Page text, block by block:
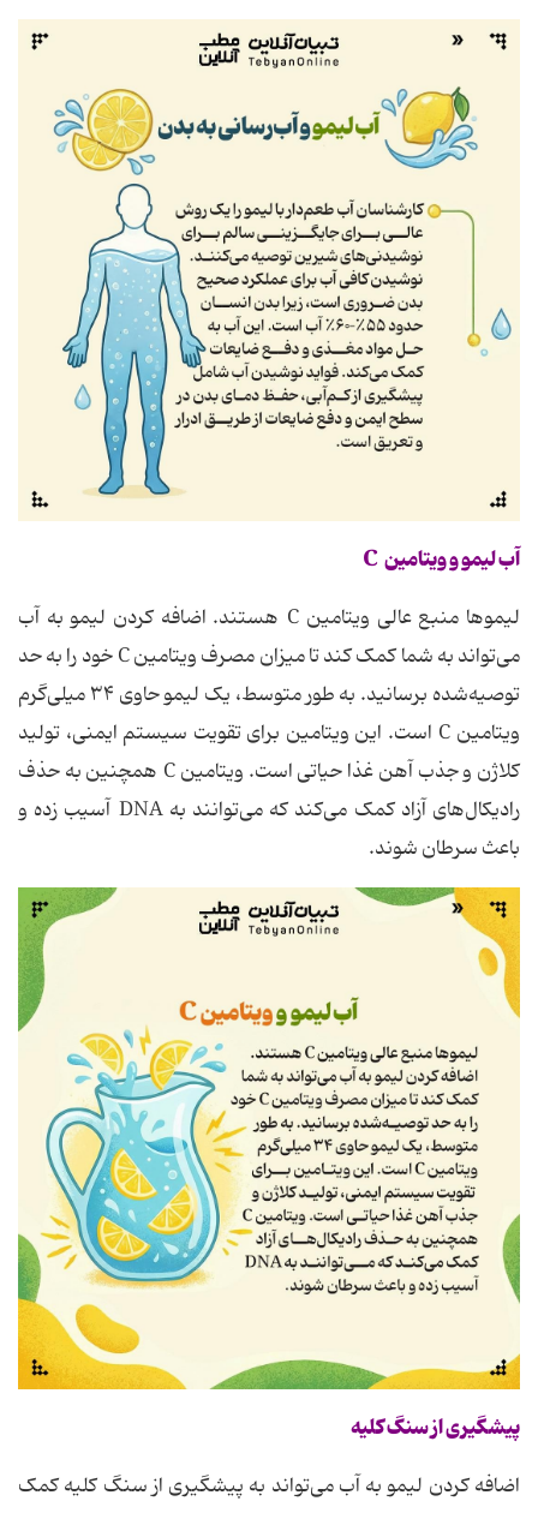
آب لیمو و ویتامین
لیموها منبع عالی ویتامین C هستند. اضافه کردن لیمو به آب
می‌تواند به شما کمک کند تا میزان مصرف ویتامین C خود را به حد
توصیه‌شده برسانید. به طور متوسط، یک لیمو حاوی ۳۴ میلی‌گرم
ویتامین C است. این ویتامین برای تقویت سیستم ایمنی، تولید
کلاژن و جذب آهن غذا حیاتی است. ویتامین C همچنین به حذف
رادیکال‌های آزاد کمک می‌کند که می‌توانند به DNA آسیب زده و
باعث سرطان شوند.
پیشگیری از سنگ کلیه
اضافه کردن لیمو به آب می‌تواند به پیشگیری از سنگ کلیه کمک